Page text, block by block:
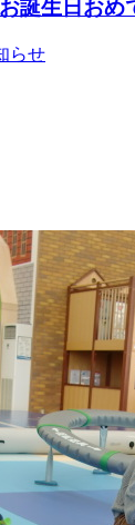
誕生日おめ
らせ